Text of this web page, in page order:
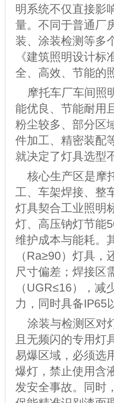
明系统不仅直接影
量。不同于普通厂
装、涂装检测等多
《建筑照明设计
全、高效、节能的
摩托车厂车间照
能优良、节能耐用
粉尘较多、部分区
件加工、精密装配
就决定了灯具选型
核心生产区是摩
工、车架焊接、整
灯具契合工业照明
灯、高压钠灯节能
维护成本与能耗。
（Ra≥90）灯具，
尺寸偏差；焊接区
（UGR≤16），减
力，同时具备IP65
涂装与检测区对
且无频闪的专用灯
易爆区域，必须选
爆灯，禁止使用含
发安全事故。同时